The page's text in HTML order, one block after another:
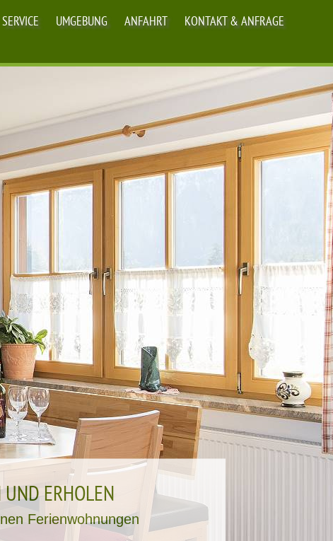
SERVICE UMGEBUNG ANFAHRT KONTAKT & ANFRAGE
ERHOLEN
Ferienwohnungen